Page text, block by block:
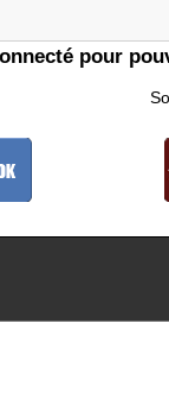
pour